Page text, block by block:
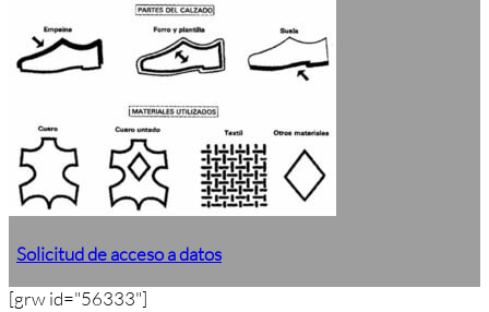
Solicitud de acceso a datos
[grw id="56333"]